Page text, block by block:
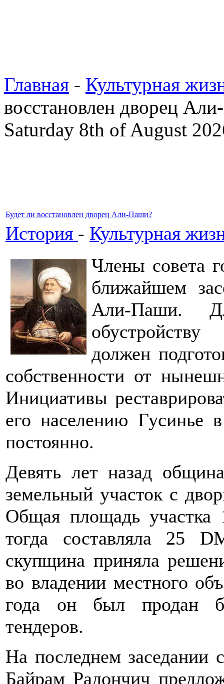
Главная - Культурная
восстановлен дворец
Saturday 8th of August
Будет ли восстановлен дворец Али-Паши?
История - Культурная
Члены совета
ближайшем
Али-Паши.
должен
собственности от
Инициативы
его населению Гусинье
постоянно.
Девять лет назад
земельный участок с
Общая площадь
тогда составляла 25
скупщина приняла
во владении местного
года он был продан
тендеров.
На последнем заседании
Байрам Радончич